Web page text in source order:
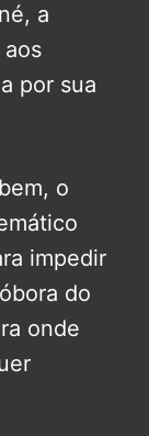
a
por sua
o
impedir
do
onde